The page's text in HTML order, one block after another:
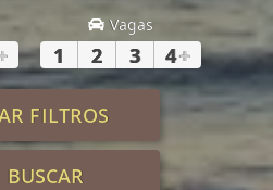
Vagas
1 2 3 4+
FILTROS
BUSCAR